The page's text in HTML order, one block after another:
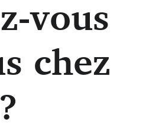
vous
chez